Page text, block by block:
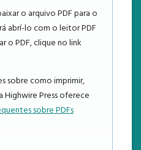
o arquivo PDF para o
abrí-lo com o leitor PDF
o PDF, clique no link
sobre como imprimir,
Highwire Press oferece
sobre PDFs